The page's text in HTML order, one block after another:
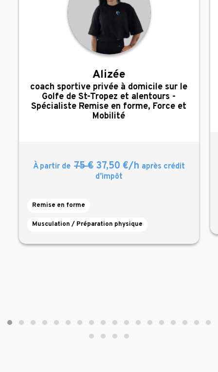
Alizée
,
coach sportive privée à domicile sur le
Golfe de St-Tropez et alentours -
Spécialiste Remise en forme, Force et
Mobilité
À partir de 75 €37,50 €/h après crédit
d’impôt
Remise en forme
Musculation / Préparation physique